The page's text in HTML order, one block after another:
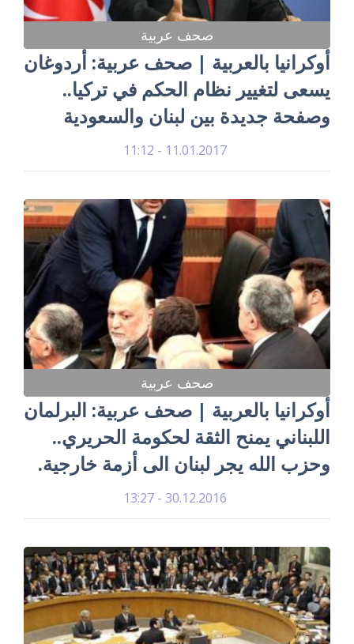
صحف عربية
أوكرانيا بالعربية | صحف عربية: أردوغان
يسعى لتغيير نظام الحكم في تركيا..
وصفحة جديدة بين لبنان والسعودية
11.01.2017 - 11:12
صحف عربية
أوكرانيا بالعربية | صحف عربية: البرلمان
اللبناني يمنح الثقة لحكومة الحريري..
وحزب الله يجر لبنان الى أزمة خارجية.
30.12.2016 - 13:27